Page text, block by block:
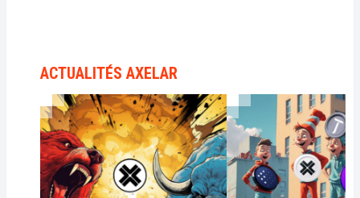
ACTUALITÉS AXELAR